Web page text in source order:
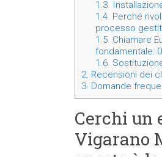
1.3.
1.4. Perché
processo
1.5. Chiamare
fondamentale:
1.6.
2. Recensioni dei
3. Domande
Cerchi un
Vigarano